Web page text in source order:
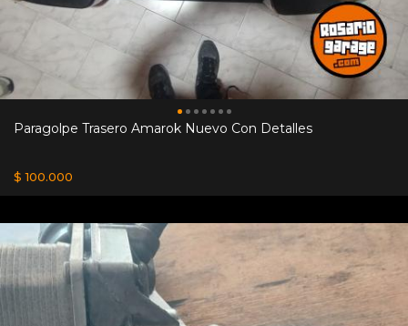
Paragolpe Trasero Amarok Nuevo Con Detalles
$ 100.000